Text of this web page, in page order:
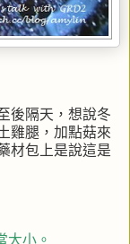
後隔天，想說冬
雞腿，加點菇來
材包上是說這是
大小。